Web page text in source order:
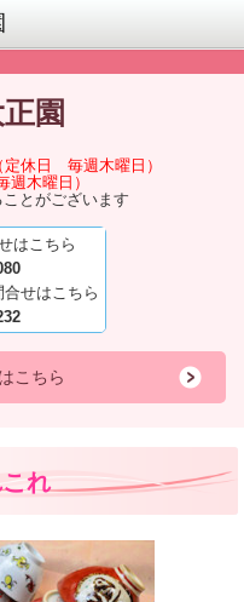
園
定休日 毎週木曜日）
週木曜日）
とがございます
はこちら
せはこちら
こちら
れ